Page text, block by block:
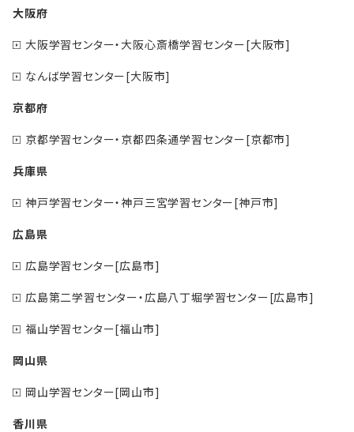
大阪府
大阪学習センター・大阪心斎橋学習センター[大阪市]
なんば学習センター[大阪市]
京都府
京都学習センター・京都四条通学習センター[京都市]
兵庫県
神戸学習センター・神戸三宮学習センター[神戸市]
広島県
広島学習センター[広島市]
広島第二学習センター・広島八丁堀学習センター[広島市]
福山学習センター[福山市]
岡山県
岡山学習センター[岡山市]
香川県